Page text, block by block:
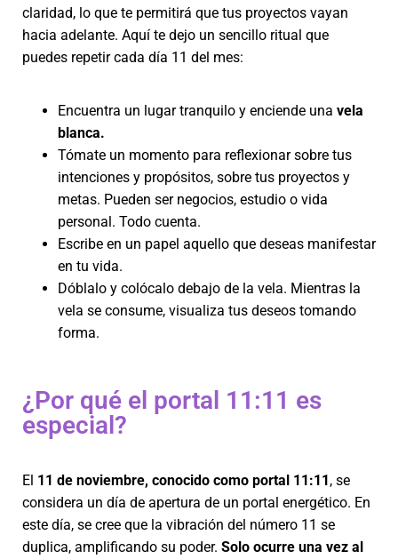
claridad, lo que te permitirá que tus proyectos vayan
hacia adelante. Aquí te dejo un sencillo ritual que
puedes repetir cada día 11 del mes:
Encuentra un lugar tranquilo y enciende una vela
blanca.
Tómate un momento para reflexionar sobre tus
intenciones y propósitos, sobre tus proyectos y
metas. Pueden ser negocios, estudio o vida
personal. Todo cuenta.
Escribe en un papel aquello que deseas manifestar
en tu vida.
Dóblalo y colócalo debajo de la vela. Mientras la
vela se consume, visualiza tus deseos tomando
forma.
¿Por qué el portal 11:11 es
especial?
El 11 de noviembre, conocido como portal 11:11, se
considera un día de apertura de un portal energético. En
este día, se cree que la vibración del número 11 se
duplica, amplificando su poder. Solo ocurre una vez al